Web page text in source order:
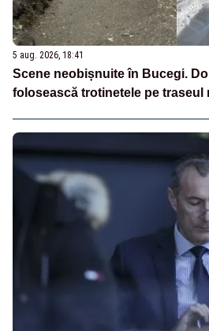
5 aug. 2026, 18:41
Scene neobișnuite în Bucegi.
folosească trotinetele pe traseul